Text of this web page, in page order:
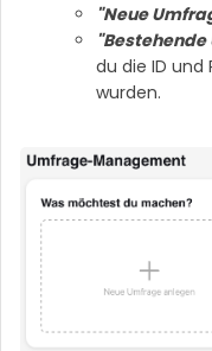
"Neue
du die ID und
wurden.